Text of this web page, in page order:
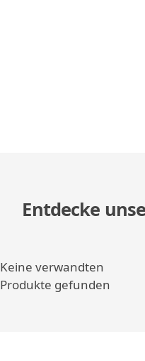
Entdecke
Keine verwandten
Produkte gefunden